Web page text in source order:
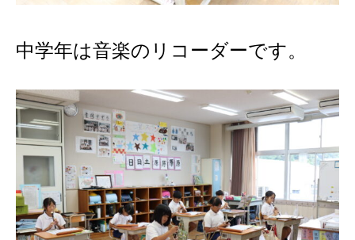
中学年は音楽のリコーダーです。